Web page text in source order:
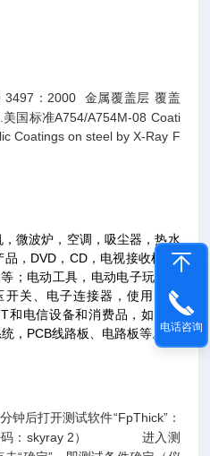
3497：2000
金属覆盖层 覆盖
美国标准A754/A754M-08 Coati
Coatings on steel by X-Ray F
微波炉，空调，吸尘器，热水
，DVD，CD，电视接收机，I
；电动工具，电动电子玩具医
关、电子连接器，使用的电
和电信设备和消费品，如收音
，PCB线路板、电路板等。
钟后打开测试软件“FpThick”：
：skyray 2）
进入测
电话咨询